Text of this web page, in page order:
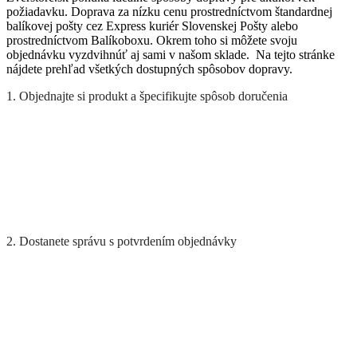
požiadavku. Doprava za nízku cenu prostredníctvom štandardnej
balíkovej pošty cez Express kuriér Slovenskej Pošty alebo
prostredníctvom Balíkoboxu. Okrem toho si môžete svoju
objednávku vyzdvihnúť aj sami v našom sklade. Na tejto stránke
nájdete prehľad všetkých dostupných spôsobov dopravy.
1. Objednajte si produkt a špecifikujte spôsob doručenia
2. Dostanete správu s potvrdením objednávky